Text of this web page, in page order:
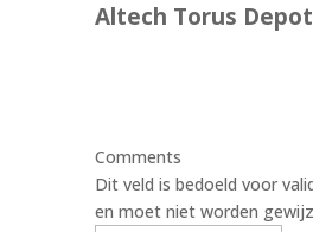
Altech Torus
Comments
Dit veld is bedoeld voor
en moet niet worden